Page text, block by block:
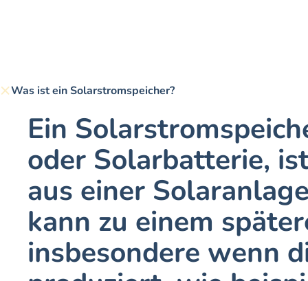
Was ist ein Solarstromspeicher?
Ein
oder Solarbatterie,
aus einer
kann zu einem
insbesondere wenn